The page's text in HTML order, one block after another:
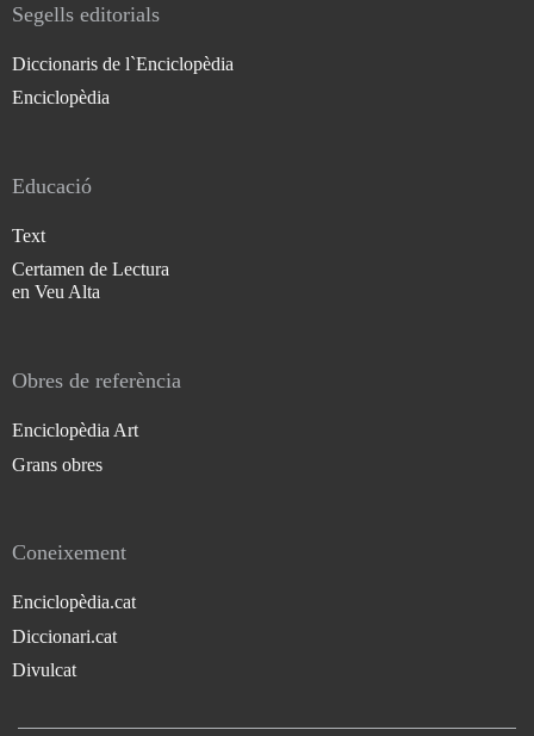
Segells editorials
Diccionaris de l`Enciclopèdia
Enciclopèdia
Educació
Text
Certamen de Lectura
en Veu Alta
Obres de referència
Enciclopèdia Art
Grans obres
Coneixement
Enciclopèdia.cat
Diccionari.cat
Divulcat